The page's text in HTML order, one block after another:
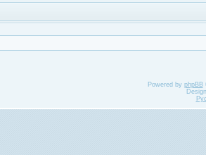
Powered by phpBB